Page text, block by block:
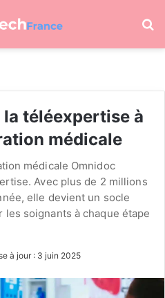
téléexpertise à
médicale
médicale Omnidoc
Avec plus de 2 millions
elle devient un socle
soignants à chaque étape
à jour : 3 juin 2025